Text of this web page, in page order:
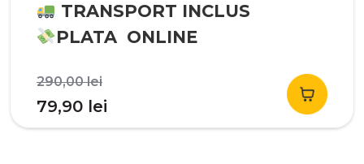
TRANSPORT INCLUS
PLATA ONLINE
290,00leiPrețul
inițial
a
79,90 lei
curent